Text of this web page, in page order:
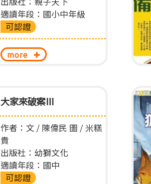
適讀年段：國小中年級
可認證
more
大家來破案Ⅲ
作者：文 / 陳偉民 圖 / 米糕
貴
出版社：幼獅文化
適讀年段：國中
可認證